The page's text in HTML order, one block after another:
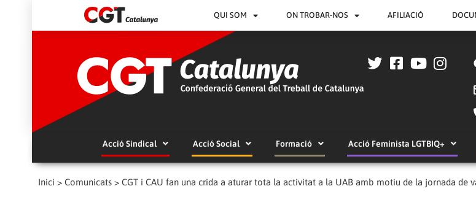
QUI SOM ON TROBAR-NOS AFILIACIÓ
Acció Sindical Acció Social Formació Acció Feminista LGTBIQ+
Inici > Comunicats > CGT i CAU fan una crida a aturar tota la activitat a la UAB amb motiu de la jornada de